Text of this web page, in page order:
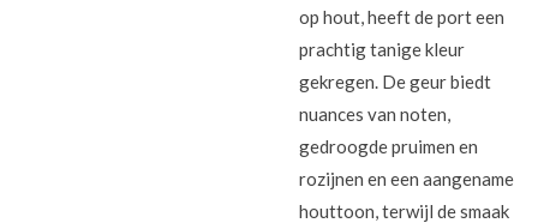
op hout, heeft de port een
prachtig tanige kleur
gekregen. De geur biedt
nuances van noten,
gedroogde pruimen en
rozijnen en een aangename
houttoon, terwijl de smaak